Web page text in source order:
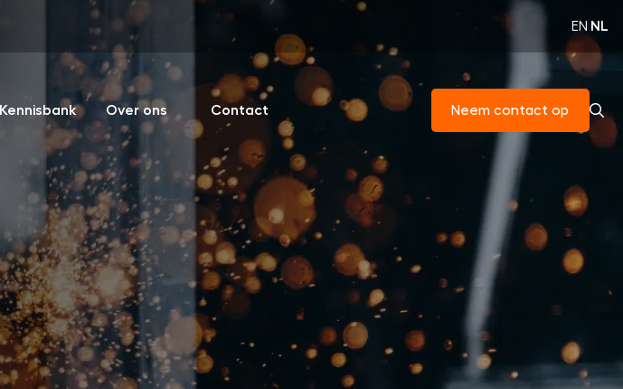
EN NL
Kennisbank Over ons Contact Neem contact op